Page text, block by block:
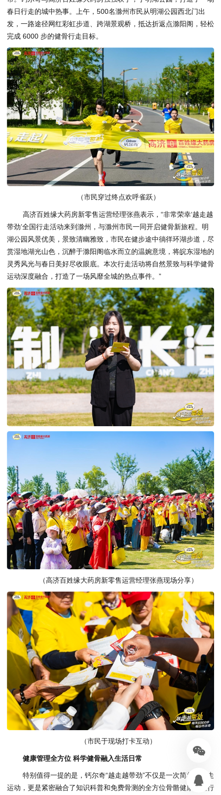
春日行走的城中热事。上午，500名滁州市民从明湖公园西北门出
发，一路途径网红彩虹步道、跨湖景观桥，抵达折返点滁阳阁，轻松
完成 6000 步的健骨行走目标。
（市民穿过终点欢呼雀跃）
高济百姓缘大药房新零售运营经理张燕表示，“非常荣幸‘越走越
带劲’全国行走活动来到滁州，与滁州市民一同开启健骨新旅程。明
湖公园风景优美，景致清幽雅致，市民在健步途中徜徉环湖步道，尽
赏湿地湖光山色，沉醉于滁阳阁临水而立的温婉意境，将皖东湿地的
灵秀风光与春日美好尽收眼底。本次行走活动将自然景致与科学健骨
运动深度融合，打造了一场风靡全城的热点事件。”
（高济百姓缘大药房新零售运营经理张燕现场分享）
（市民于现场打卡互动）
健康管理全方位 科学健骨融入生活日常
特别值得一提的是，钙尔奇“越走越带劲”不仅是一次简单的行走
运动，更是紧密融合了知识科普和免费骨测的全方位骨骼健康管理行